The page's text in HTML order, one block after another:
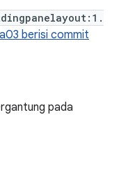
berisi commit
pada